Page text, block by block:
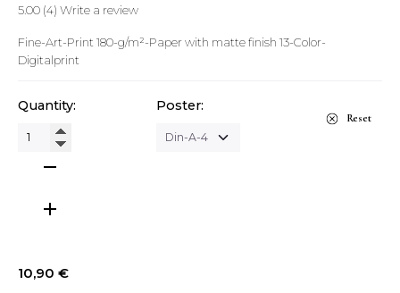
5.00 (4) Write a review
Fine-Art-Print 180-g/m²-Paper with matte finish 13-Color-
Digitalprint
Quantity:
Zeus
Poster
Poster:
Reset
10,90 €